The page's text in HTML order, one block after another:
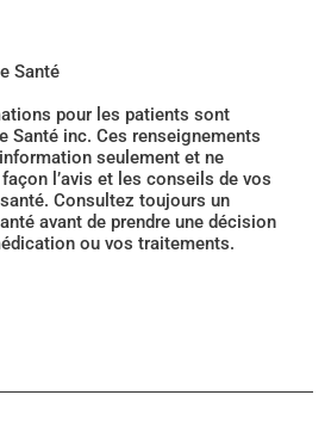
Santé
pour les patients sont
Santé inc. Ces renseignements
seulement et ne
l’avis et les conseils de vos
Consultez toujours un
avant de prendre une décision
ou vos traitements.